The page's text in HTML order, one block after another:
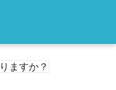
ますか？